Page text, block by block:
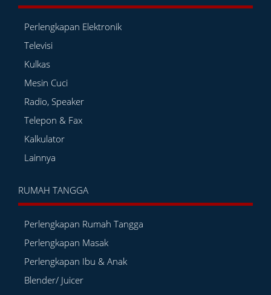
Perlengkapan Elektronik
Televisi
Kulkas
Mesin Cuci
Radio, Speaker
Telepon & Fax
Kalkulator
Lainnya
RUMAH TANGGA
Perlengkapan Rumah Tangga
Perlengkapan Masak
Perlengkapan Ibu & Anak
Blender/ Juicer